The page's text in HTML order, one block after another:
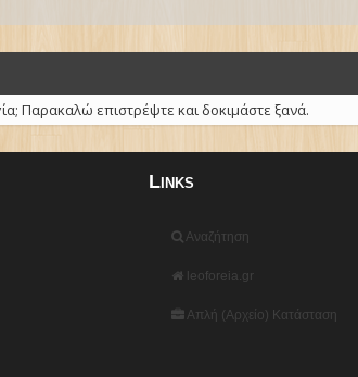
Παρακαλώ επιστρέψτε και δοκιμάστε ξανά.
Links
Αναζήτηση
leoforeia.gr
Απλή (Αρχείο) Κατάσταση